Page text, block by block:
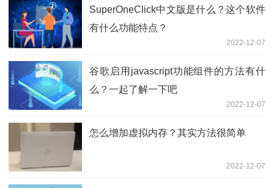
SuperOneClick中文版是什么？这个软件
有什么功能特点？
2022-12-07
谷歌启用javascript功能组件的方法有什
么？一起了解一下吧
2022-12-07
怎么增加虚拟内存？其实方法很简单
2022-12-07